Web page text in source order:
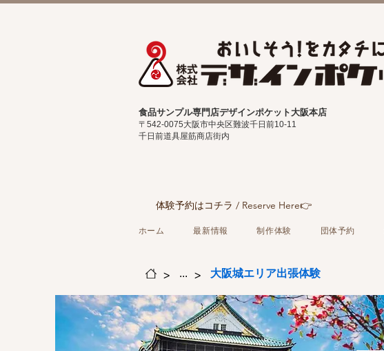
食品サンプル専門店デザインポケット大阪本店
〒542-0075大阪市中央区難波千日前10-11
千日前道具屋筋商店街内
体験予約はコチラ / Reserve Here👉
ホーム 最新情報 制作体験 団体予約
> ... > 大阪城エリア出張体験